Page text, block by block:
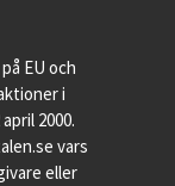
EU och
i
2000.
vars
eller